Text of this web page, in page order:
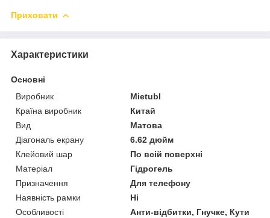
Приховати
Характеристики
Основні
Виробник
Mietubl
Країна виробник
Китай
Вид
Матова
Діагональ екрану
6.62 дюйм
Клейовий шар
По всій поверхні
Матеріал
Гідрогель
Призначення
Для телефону
Наявність рамки
Ні
Особливості
Анти-відбитки, Гнучке, Кути